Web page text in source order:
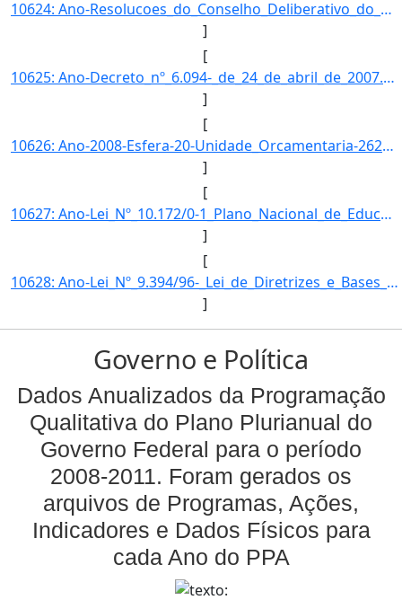
10624: Ano-Resolucoes_do_Conselho_Deliberativo_do_FNDE.}]
]
[
10625: Ano-Decreto_nº_6.094-_de_24_de_abril_de_2007.\-Esfera-O_FNDE_transfere_recursos_financeiros_as_entid]
]
[
10626: Ano-2008-Esfera-20-Unidade_Orcamentaria-26298-Funcao-12-SubFuncao-306-Programa-1061-Acao-0513-Locali]
]
[
10627: Ano-Lei_Nº_10.172/0-1_Plano_Nacional_de_Educacao.}]
]
[
10628: Ano-Lei_Nº_9.394/96-_Lei_de_Diretrizes_e_Bases_da_Educacao_Nacional.}]
]
Governo e Política
Dados Anualizados da Programação
Qualitativa do Plano Plurianual do
Governo Federal para o período
2008-2011. Foram gerados os
arquivos de Programas, Ações,
Indicadores e Dados Físicos para
cada Ano do PPA